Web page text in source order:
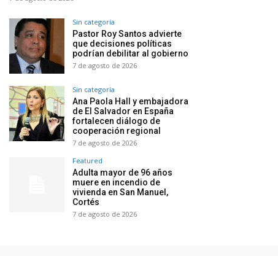
Sin categoría
Pastor Roy Santos advierte
que decisiones políticas
podrían debilitar al gobierno
7 de agosto de 2026
Sin categoría
Ana Paola Hall y embajadora
de El Salvador en España
fortalecen diálogo de
cooperación regional
7 de agosto de 2026
Featured
Adulta mayor de 96 años
muere en incendio de
vivienda en San Manuel,
Cortés
7 de agosto de 2026